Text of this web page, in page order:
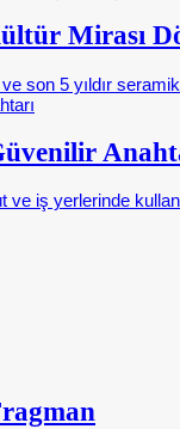
Mirası
son 5 yıldır
ve iş yerlerinde